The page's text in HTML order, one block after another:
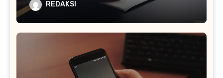
REDAKSI